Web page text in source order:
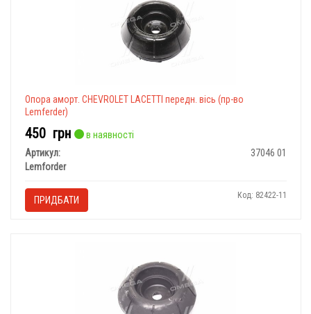
Опора аморт. CHEVROLET LACETTI передн. вісь (пр-во
Lemferder)
450 грн
в наявності
Артикул:
37046 01
Lemforder
ПРИДБАТИ Код: 82422-11